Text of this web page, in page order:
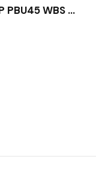
MEUBELKNOP PBU45 WBS MAT WIT BRONS